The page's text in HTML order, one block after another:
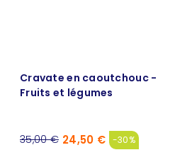
Cravate en caoutchouc -
Fruits et légumes
35,00 € 24,50 € -30%